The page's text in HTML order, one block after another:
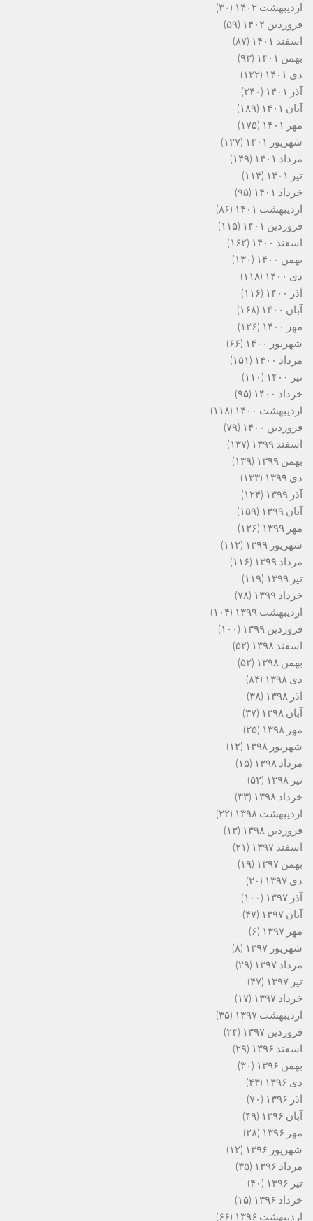
اردیبهشت ۱۴۰۲
(۳۰)
فروردین ۱۴۰۲
(۵۹)
اسفند ۱۴۰۱
(۸۷)
بهمن ۱۴۰۱
(۹۳)
دی ۱۴۰۱
(۱۲۲)
آذر ۱۴۰۱
(۲۴۰)
آبان ۱۴۰۱
(۱۸۹)
مهر ۱۴۰۱
(۱۷۵)
شهریور ۱۴۰۱
(۱۲۷)
مرداد ۱۴۰۱
(۱۴۹)
تیر ۱۴۰۱
(۱۱۴)
خرداد ۱۴۰۱
(۹۵)
اردیبهشت ۱۴۰۱
(۸۶)
فروردین ۱۴۰۱
(۱۱۵)
اسفند ۱۴۰۰
(۱۶۲)
بهمن ۱۴۰۰
(۱۳۰)
دی ۱۴۰۰
(۱۱۸)
آذر ۱۴۰۰
(۱۱۶)
آبان ۱۴۰۰
(۱۶۸)
مهر ۱۴۰۰
(۱۲۶)
شهریور ۱۴۰۰
(۶۶)
مرداد ۱۴۰۰
(۱۵۱)
تیر ۱۴۰۰
(۱۱۰)
خرداد ۱۴۰۰
(۹۵)
اردیبهشت ۱۴۰۰
(۱۱۸)
فروردین ۱۴۰۰
(۷۹)
اسفند ۱۳۹۹
(۱۳۷)
بهمن ۱۳۹۹
(۱۳۹)
دی ۱۳۹۹
(۱۳۳)
آذر ۱۳۹۹
(۱۲۴)
آبان ۱۳۹۹
(۱۵۹)
مهر ۱۳۹۹
(۱۲۶)
شهریور ۱۳۹۹
(۱۱۲)
مرداد ۱۳۹۹
(۱۱۶)
تیر ۱۳۹۹
(۱۱۹)
خرداد ۱۳۹۹
(۷۸)
اردیبهشت ۱۳۹۹
(۱۰۴)
فروردین ۱۳۹۹
(۱۰۰)
اسفند ۱۳۹۸
(۵۲)
بهمن ۱۳۹۸
(۵۲)
دی ۱۳۹۸
(۸۴)
آذر ۱۳۹۸
(۳۸)
آبان ۱۳۹۸
(۳۷)
مهر ۱۳۹۸
(۲۵)
شهریور ۱۳۹۸
(۱۲)
مرداد ۱۳۹۸
(۱۵)
تیر ۱۳۹۸
(۵۲)
خرداد ۱۳۹۸
(۳۳)
اردیبهشت ۱۳۹۸
(۲۲)
فروردین ۱۳۹۸
(۱۳)
اسفند ۱۳۹۷
(۲۱)
بهمن ۱۳۹۷
(۱۹)
دی ۱۳۹۷
(۲۰)
آذر ۱۳۹۷
(۱۰۰)
آبان ۱۳۹۷
(۴۷)
مهر ۱۳۹۷
(۶)
شهریور ۱۳۹۷
(۸)
مرداد ۱۳۹۷
(۲۹)
تیر ۱۳۹۷
(۴۷)
خرداد ۱۳۹۷
(۱۷)
اردیبهشت ۱۳۹۷
(۳۵)
فروردین ۱۳۹۷
(۲۴)
اسفند ۱۳۹۶
(۲۹)
بهمن ۱۳۹۶
(۳۰)
دی ۱۳۹۶
(۴۳)
آذر ۱۳۹۶
(۷۰)
آبان ۱۳۹۶
(۴۹)
مهر ۱۳۹۶
(۲۸)
شهریور ۱۳۹۶
(۱۲)
مرداد ۱۳۹۶
(۳۵)
تیر ۱۳۹۶
(۴۰)
خرداد ۱۳۹۶
(۱۵)
اردیبهشت ۱۳۹۶
(۶۶)